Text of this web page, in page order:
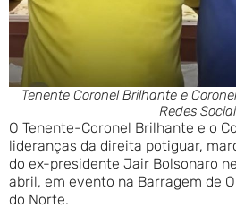
Tenente Coronel Brilhante e
Redes
O Tenente-Coronel Brilhante e o
lideranças da direita potiguar,
do ex-presidente Jair Bolsonaro
abril, em evento na Barragem de
do Norte.